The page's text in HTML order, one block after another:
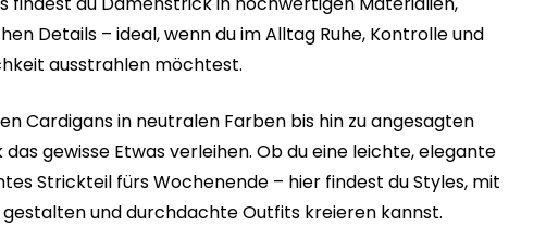
Details – ideal, wenn du im Alltag Ruhe, Kontrolle und
ausstrahlen möchtest.
Cardigans in neutralen Farben bis hin zu angesagten
gewisse Etwas verleihen. Ob du eine leichte, elegante
Strickteil fürs Wochenende – hier findest du Styles, mit
und durchdachte Outfits kreieren kannst.